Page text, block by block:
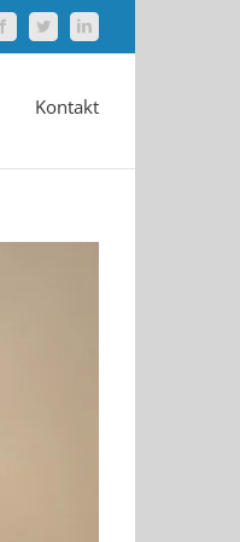
FacebookTwitterLinkedIn
Kontakt